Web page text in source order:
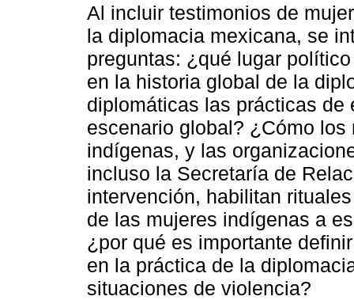
Al incluir testimonios de
la diplomacia mexicana, se
preguntas: ¿qué lugar
en la historia global de la
diplomáticas las prácticas
escenario global? ¿Cómo
indígenas, y las
incluso la Secretaría de
intervención, habilitan
de las mujeres indígenas a
¿por qué es importante
en la práctica de la
situaciones de violencia?